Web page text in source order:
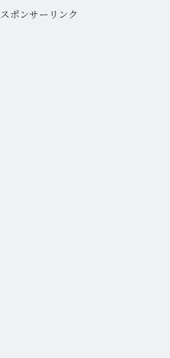
スポンサーリンク